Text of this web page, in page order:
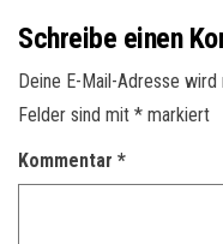
Schreibe einen
Deine E-Mail-Adresse
Felder sind mit * markiert
Kommentar *